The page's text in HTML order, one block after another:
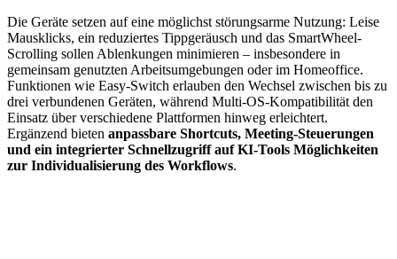
Die Geräte setzen auf eine möglichst störungsarme Nutzung: Leise
Mausklicks, ein reduziertes Tippgeräusch und das SmartWheel-
Scrolling sollen Ablenkungen minimieren – insbesondere in
gemeinsam genutzten Arbeitsumgebungen oder im Homeoffice.
Funktionen wie Easy-Switch erlauben den Wechsel zwischen bis zu
drei verbundenen Geräten, während Multi-OS-Kompatibilität den
Einsatz über verschiedene Plattformen hinweg erleichtert.
Ergänzend bieten anpassbare Shortcuts, Meeting-Steuerungen
und ein integrierter Schnellzugriff auf KI-Tools Möglichkeiten
zur Individualisierung des Workflows.